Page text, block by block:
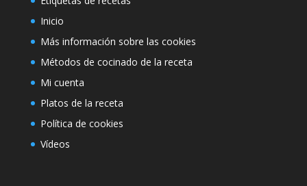
Inicio
Más información sobre las cookies
Métodos de cocinado de la receta
Mi cuenta
Platos de la receta
Política de cookies
Vídeos